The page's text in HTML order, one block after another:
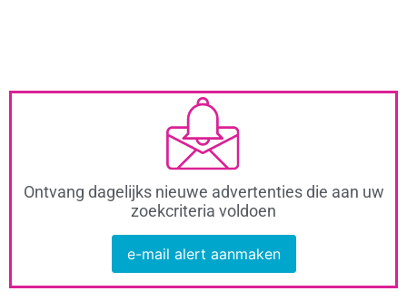
Ontvang dagelijks nieuwe advertenties die aan uw
zoekcriteria voldoen
e-mail alert aanmaken